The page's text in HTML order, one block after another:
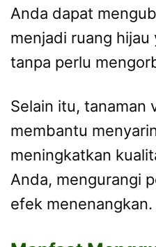
Anda dapat
menjadi ruang
tanpa perlu
Selain itu, tanaman
membantu
meningkatkan
Anda, mengurangi
efek menenangkan.